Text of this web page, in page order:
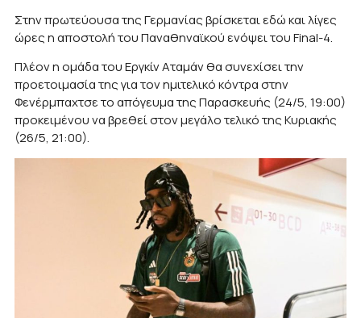
Στην πρωτεύουσα της Γερμανίας βρίσκεται εδώ και λίγες
ώρες η αποστολή του Παναθηναϊκού ενόψει του Final-4.
Πλέον η ομάδα του Εργκίν Αταμάν θα συνεχίσει την
προετοιμασία της για τον ημιτελικό κόντρα στην
Φενέρμπαχτσε το απόγευμα της Παρασκευής (24/5, 19:00)
προκειμένου να βρεθεί στον μεγάλο τελικό της Κυριακής
(26/5, 21:00).